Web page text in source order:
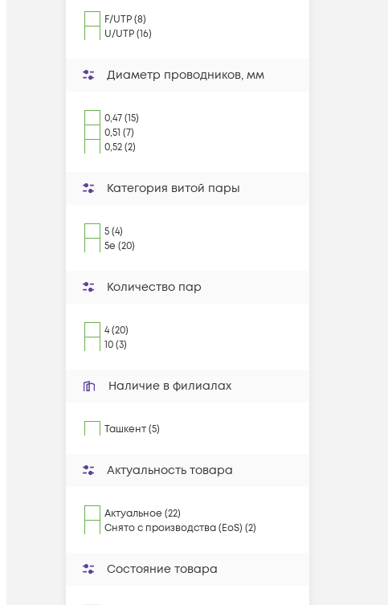
F/UTP (8)
U/UTP (16)
Диаметр проводников, мм
0,47 (15)
0,51 (7)
0,52 (2)
Категория витой пары
5 (4)
5e (20)
Количество пар
4 (20)
10 (3)
Наличие в филиалах
Ташкент (5)
Актуальность товара
Актуальное (22)
Снято с производства (EoS) (2)
Состояние товара